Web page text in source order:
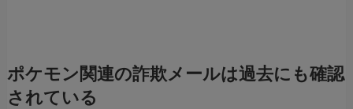
ポケモン関連の詐欺メールは過去にも確認
されている